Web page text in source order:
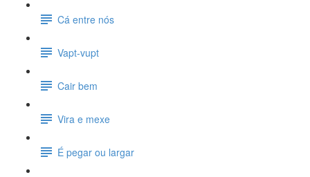
Cá entre nós
Vapt-vupt
Cair bem
Vira e mexe
É pegar ou largar